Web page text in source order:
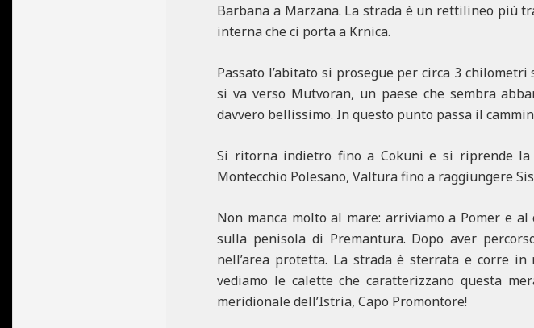
Barbana a Marzana. La strada è un rettilineo più
interna che ci porta a Krnica.
Passato l’abitato si prosegue per circa 3
si va verso Mutvoran, un paese che sembra
davvero bellissimo. In questo punto passa il
Si ritorna indietro fino a Cokuni e si riprende la
Montecchio Polesano, Valtura fino a raggiungere
Non manca molto al mare: arriviamo a Pomer e
sulla penisola di Premantura. Dopo aver
nell’area protetta. La strada è sterrata e corre
vediamo le calette che caratterizzano questa
meridionale dell’Istria, Capo Promontore!